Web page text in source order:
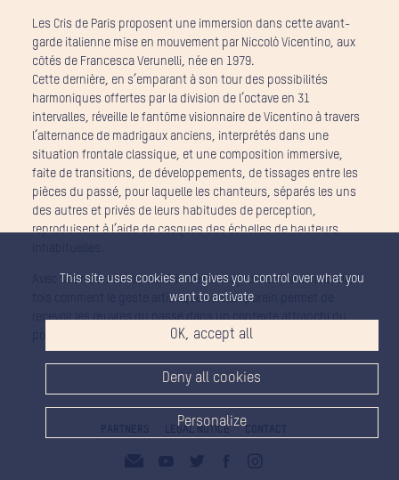
Les Cris de Paris proposent une immersion dans cette avant-
garde italienne mise en mouvement par Niccolò Vicentino, aux
côtés de Francesca Verunelli, née en 1979.
Cette dernière, en s’emparant à son tour des possibilités
harmoniques offertes par la division de l’octave en 31
intervalles, réveille le fantôme visionnaire de Vicentino à travers
l’alternance de madrigaux anciens, interprétés dans une
situation frontale classique, et une composition immersive,
faite de transitions, de développements, de tissages entre les
pièces du passé, pour laquelle les chanteurs, séparés les uns
des autres et privés de leurs habitudes de perception,
reproduisent à l’aide de casques des échelles de hauteurs
Avec Strana armonia, Les Cris de Paris éprouvent une nouvelle
fois comment le geste artistique contemporain permet de
recevoir les œuvres du passé dans un contexte affranchi du
LEGAL NOTICE CONTACT
This site uses cookies and gives you control over what you
want to activate
OK, accept all
Deny all cookies
Personalize